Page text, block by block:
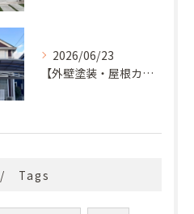
2026/06/23
【外壁塗装・屋根カバー工法】築29年の剥がれや汚れのお悩みを「ナノコンポジットW」と屋根カバー工法で解決
Tags